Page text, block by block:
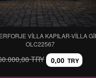
VİLLA KAPILAR-VİLLA
OLC22567
TRY 0,00 TRY